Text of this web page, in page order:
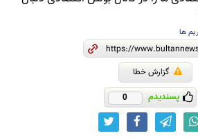
ها
گزارش خطا
پسندیدم 0